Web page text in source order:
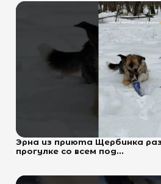
Эрна из приюта Щербинка
прогулке со всем под...